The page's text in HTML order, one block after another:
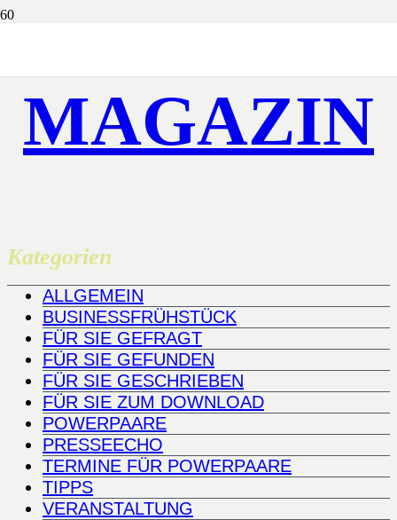
MAGAZIN
Kategorien
ALLGEMEIN
BUSINESSFRÜHSTÜCK
FÜR SIE GEFRAGT
FÜR SIE GEFUNDEN
FÜR SIE GESCHRIEBEN
FÜR SIE ZUM DOWNLOAD
POWERPAARE
PRESSEECHO
TERMINE FÜR POWERPAARE
TIPPS
VERANSTALTUNG